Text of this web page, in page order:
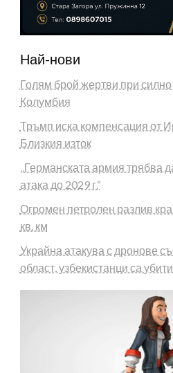
Най-нови
Голям брой жертви при
Колумбия
Тръмп иска компенсация от
Близкия изток
„Германската армия трябва
атака до 2029 г.“
Огромен петролен разлив
кв. км
Украйна атакува с дронове
област, узбекистанци са